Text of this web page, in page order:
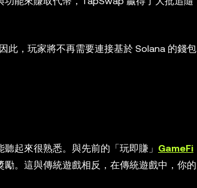
此，玩家將不再需要連接基於 Solana 的錢包
起來很熟悉。與先前的「玩即賺」 GameFi
。這與傳統遊戲相反，在傳統遊戲中，你的